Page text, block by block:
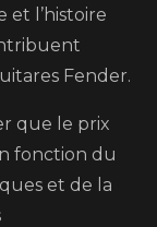
et l’histoire
Fender.
que le prix
fonction du
et de la